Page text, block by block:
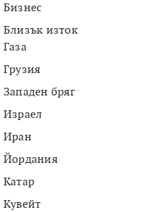
Бизнес
Близък изток
Газа
Грузия
Западен бряг
Израел
Иран
Йордания
Катар
Кувейт